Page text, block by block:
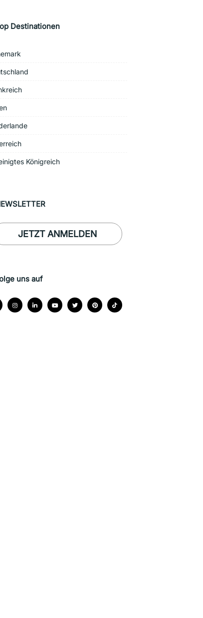
Destinationen
Königreich
JETZT ANMELDEN
uns auf